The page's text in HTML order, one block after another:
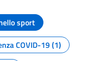
pagina
sport
COVID-19 (1)